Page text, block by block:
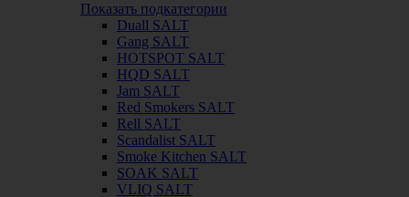
Показать подкатегории
Duall SALT
Gang SALT
HOTSPOT SALT
HQD SALT
Jam SALT
Red Smokers SALT
Rell SALT
Scandalist SALT
Smoke Kitchen SALT
SOAK SALT
VLIQ SALT